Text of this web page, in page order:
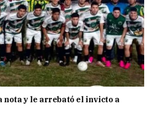
nota y le arrebató el invicto a